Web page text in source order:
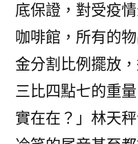
底保證，對受疫
咖啡館，所有的
金分割比例擺放
三比四點七的重
實在在？」林天